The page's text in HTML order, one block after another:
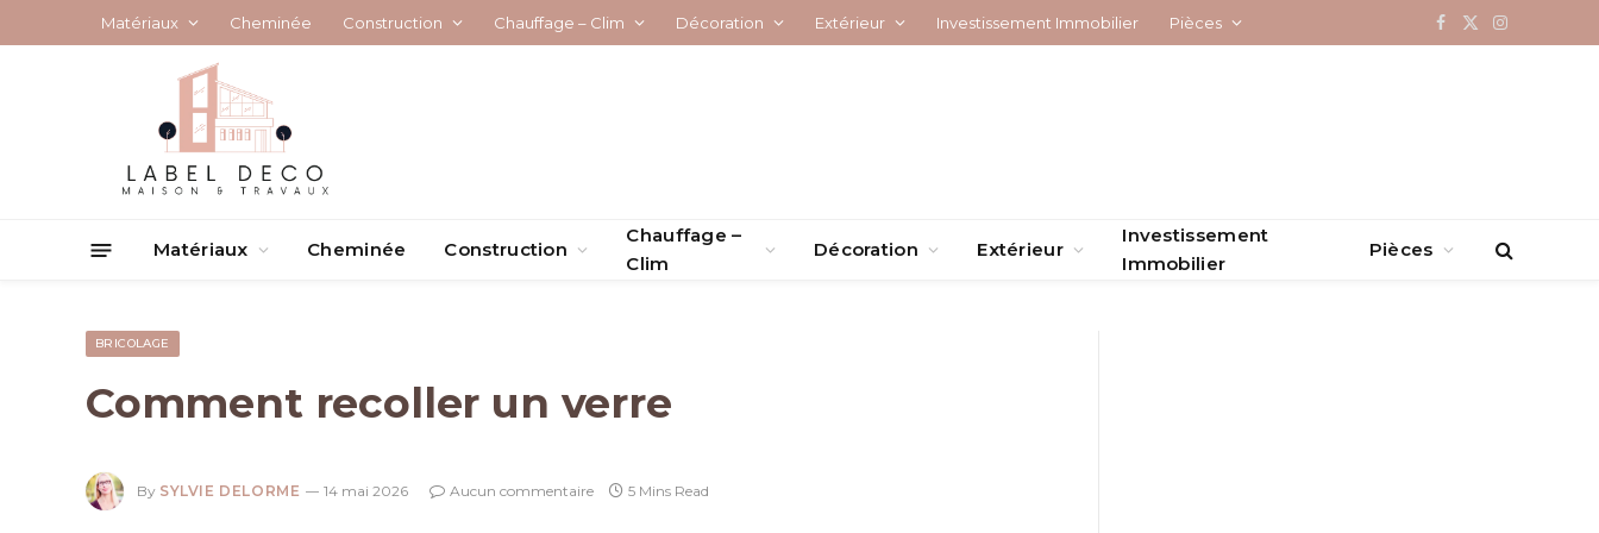
Matériaux Cheminée Construction Chauffage – Clim Décoration Extérieur Investissement Immobilier Pièces Facebook
X
Instagram
Matériaux Cheminée Construction
Chauffage –
Clim
Décoration Extérieur
Investissement
Immobilier
Pièces
BRICOLAGE
Comment recoller un verre
By SYLVIE DELORME 14 mai 2026 Aucun commentaire 5 Mins Read